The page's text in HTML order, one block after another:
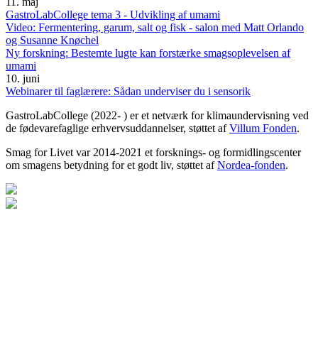
GastroLabCollege tema 3 - Udvikling af umami
Video: Fermentering, garum, salt og fisk - salon med Matt Orlando
og Susanne Knøchel
Ny forskning: Bestemte lugte kan forstærke smagsoplevelsen af
umami
10. juni
Webinarer til faglærere: Sådan underviser du i sensorik
GastroLabCollege (2022- ) er et netværk for klimaundervisning ved
de fødevarefaglige erhvervsuddannelser, støttet afVillum Fonden.
Smag for Livet var 2014-2021 et forsknings- og formidlingscenter
om smagens betydning for et godt liv, støttet afNordea-fonden.